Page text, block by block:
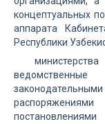
концептуальных
аппарата
Республики
распоряжениями